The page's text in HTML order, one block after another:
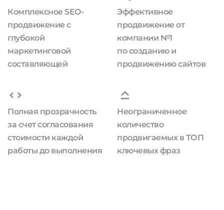
Комплексное SEO-
продвижение с
глубокой
маркетинговой
составляющей
Эффективное
продвижение от
компании №1
по созданию и
продвижению сайтов
Полная прозрачность
за счет согласования
стоимости каждой
работы до выполнения
Неограниченное
количество
продвигаемых в ТОП
ключевых фраз